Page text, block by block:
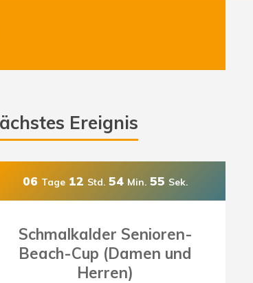
Ereignis
06 Tage 12 Std. 54 Min. 53 Sek.
Schmalkalder Senioren-
Beach-Cup (Damen und
Herren)